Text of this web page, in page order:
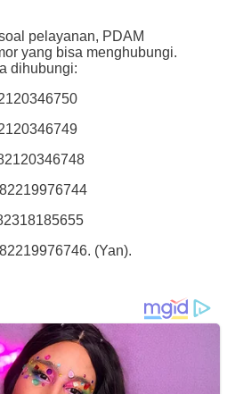
pelayanan, PDAM
yang bisa menghubungi.
dihubungi:
(Yan).